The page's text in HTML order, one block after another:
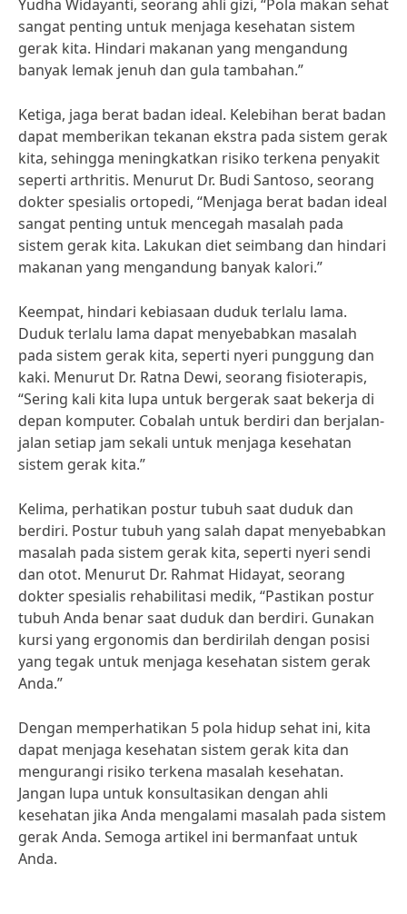
Yudha Widayanti, seorang ahli gizi, “Pola makan sehat
sangat penting untuk menjaga kesehatan sistem
gerak kita. Hindari makanan yang mengandung
banyak lemak jenuh dan gula tambahan.”
Ketiga, jaga berat badan ideal. Kelebihan berat badan
dapat memberikan tekanan ekstra pada sistem gerak
kita, sehingga meningkatkan risiko terkena penyakit
seperti arthritis. Menurut Dr. Budi Santoso, seorang
dokter spesialis ortopedi, “Menjaga berat badan ideal
sangat penting untuk mencegah masalah pada
sistem gerak kita. Lakukan diet seimbang dan hindari
makanan yang mengandung banyak kalori.”
Keempat, hindari kebiasaan duduk terlalu lama.
Duduk terlalu lama dapat menyebabkan masalah
pada sistem gerak kita, seperti nyeri punggung dan
kaki. Menurut Dr. Ratna Dewi, seorang fisioterapis,
“Sering kali kita lupa untuk bergerak saat bekerja di
depan komputer. Cobalah untuk berdiri dan berjalan-
jalan setiap jam sekali untuk menjaga kesehatan
sistem gerak kita.”
Kelima, perhatikan postur tubuh saat duduk dan
berdiri. Postur tubuh yang salah dapat menyebabkan
masalah pada sistem gerak kita, seperti nyeri sendi
dan otot. Menurut Dr. Rahmat Hidayat, seorang
dokter spesialis rehabilitasi medik, “Pastikan postur
tubuh Anda benar saat duduk dan berdiri. Gunakan
kursi yang ergonomis dan berdirilah dengan posisi
yang tegak untuk menjaga kesehatan sistem gerak
Anda.”
Dengan memperhatikan 5 pola hidup sehat ini, kita
dapat menjaga kesehatan sistem gerak kita dan
mengurangi risiko terkena masalah kesehatan.
Jangan lupa untuk konsultasikan dengan ahli
kesehatan jika Anda mengalami masalah pada sistem
gerak Anda. Semoga artikel ini bermanfaat untuk
Anda.